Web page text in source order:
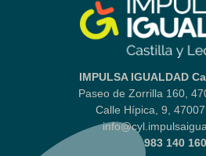
IMPULSA IGUALDAD
Paseo de Zorrilla 160,
Calle Hípica, 9,
983 140 160